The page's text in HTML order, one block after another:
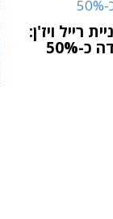
רייל ויז'ן: